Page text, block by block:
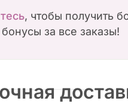
, чтобы получить
за все заказы!